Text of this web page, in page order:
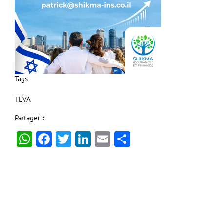
Tags
TEVA
Partager :
WhatsApp
Facebook
Twitter
LinkedIn
Email